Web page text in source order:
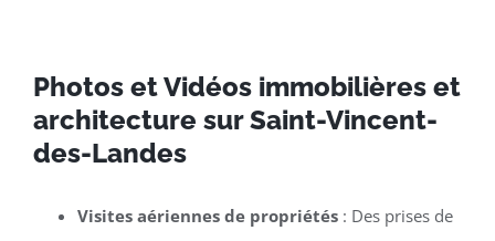
Photos et Vidéos immobilières et
architecture sur Saint-Vincent-
des-Landes
Visites aériennes de propriétés: Des prises de